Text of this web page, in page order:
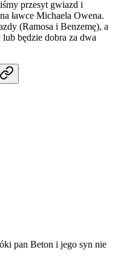
przesyt gwiazd i
ławce Michaela Owena.
(Ramosa i Benzemę), a
lub będzie dobra za dwa
pan Beton i jego syn nie